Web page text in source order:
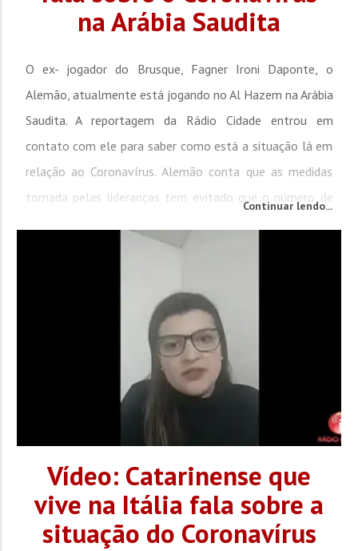
na Arábia Saudita
O ex- jogador do Brusque, Fagner Ironi Daponte, o
Alemão, atualmente está jogando no Al Hazem na Arábia
Saudita. A reportagem da Rádio Cidade entrou em
contato com ele para saber como está a situação lá em
relação ao Coronavírus. Alemão conta que as medidas
tomada pelas lideranças tem evitado que o número de
Continuar lendo...
Vídeo: Catarinense que
vive na Itália fala sobre a
situação do Coronavírus